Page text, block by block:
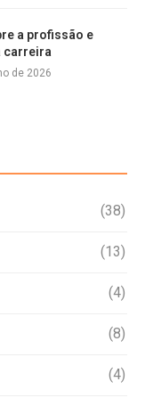
a profissão e
carreira
de 2026
(38)
(13)
(4)
(8)
(4)